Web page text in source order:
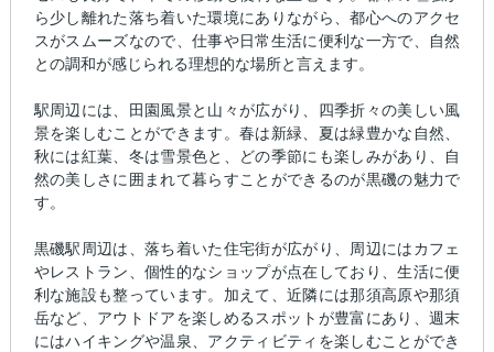
ら少し離れた落ち着いた環境にありながら、都心へのアクセ
スがスムーズなので、仕事や日常生活に便利な一方で、自然
との調和が感じられる理想的な場所と言えます。
駅周辺には、田園風景と山々が広がり、四季折々の美しい風
景を楽しむことができます。春は新緑、夏は緑豊かな自然、
秋には紅葉、冬は雪景色と、どの季節にも楽しみがあり、自
然の美しさに囲まれて暮らすことができるのが黒磯の魅力で
す。
黒磯駅周辺は、落ち着いた住宅街が広がり、周辺にはカフェ
やレストラン、個性的なショップが点在しており、生活に便
利な施設も整っています。加えて、近隣には那須高原や那須
岳など、アウトドアを楽しめるスポットが豊富にあり、週末
にはハイキングや温泉、アクティビティを楽しむことができ